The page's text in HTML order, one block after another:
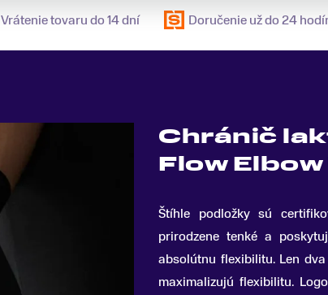
Vrátenie tovaru do 14 dní Doručenie už do 24
Chránič
Flow
Štíhle podložky sú
prirodzene tenké a
absolútnu flexibilitu.Len dva
maximalizujú flexibilitu.